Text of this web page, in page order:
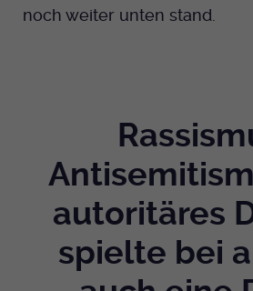
noch weiter unten stand.
autoritäres
spielte bei